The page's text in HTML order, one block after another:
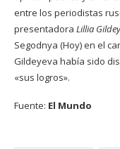
entre los periodistas
presentadora Lillia
Segodnya (Hoy) en el
Gildeyeva había sido
«sus logros».
Fuente: El Mundo